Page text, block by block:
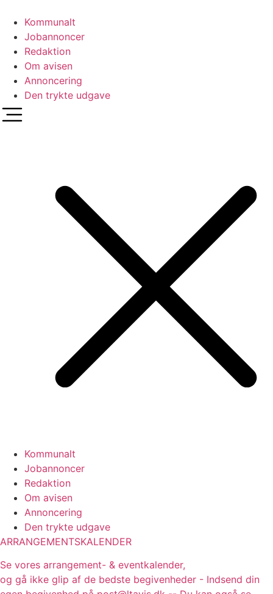
indhold
Kommunalt
Jobannoncer
Redaktion
Om avisen
Annoncering
Den trykte udgave
Kommunalt
Jobannoncer
Redaktion
Om avisen
Annoncering
Den trykte udgave
ARRANGEMENTSKALENDER
Se vores arrangement- & eventkalender,
og gå ikke glip af de bedste begivenheder - Indsend din